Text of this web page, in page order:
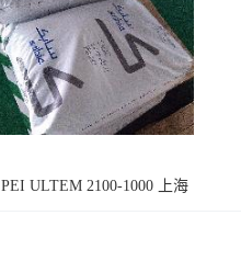
PEI ULTEM 2100-1000 上海